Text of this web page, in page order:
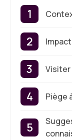
Visiter
Piège